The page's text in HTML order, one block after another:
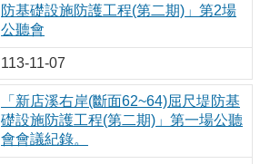
防基礎設施防護工程(第二期)」第2場
公聽會
113-11-07
「新店溪右岸(斷面62~64)屈尺堤防基
礎設施防護工程(第二期)」第一場公聽
會會議紀錄。